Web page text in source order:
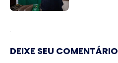
DEIXE SEU COMENTÁRIO